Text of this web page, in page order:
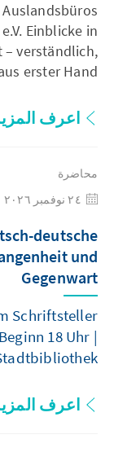
Einblicke in
– verständlich,
erster Hand.
اعرف
محاضرة
deutsche
und
Gegenwart
Schriftsteller
18 Uhr |
اعرف